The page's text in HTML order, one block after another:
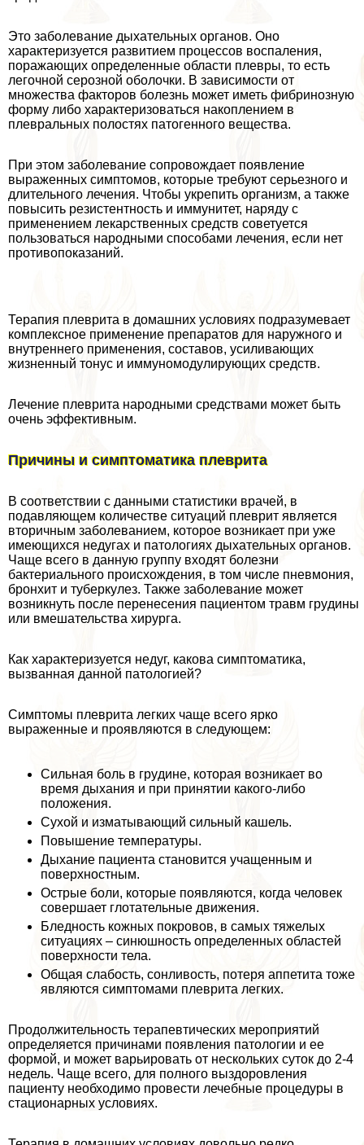
Это заболевание дыхательных органов. Оно
хаpaктеризуется развитием процессов воспаления,
поражающих определенные области плевры, то есть
легочной серозной оболочки. В зависимости от
множества факторов болезнь может иметь фибринозную
форму либо хаpaктеризоваться накоплением в
плевральных полостях патогенного вещества.
При этом заболевание сопровождает появление
выраженных симптомов, которые требуют серьезного и
длительного лечения. Чтобы укрепить организм, а также
повысить резистентность и иммунитет, наряду с
применением лекарственных средств советуется
пользоваться народными способами лечения, если нет
противопоказаний.
Терапия плеврита в домашних условиях подразумевает
комплексное применение препаратов для наружного и
внутреннего применения, составов, усиливающих
жизненный тонус и иммуномодулирующих средств.
Лечение плеврита народными средствами может быть
очень эффективным.
Причины и симптоматика плеврита
В соответствии с данными статистики врачей, в
подавляющем количестве ситуаций плеврит является
вторичным заболеванием, которое возникает при уже
имеющихся недугах и патологиях дыхательных органов.
Чаще всего в данную группу входят болезни
бактериального происхождения, в том числе пневмония,
бронхит и туберкулез. Также заболевание может
возникнуть после перенесения пациентом травм гpyдины
или вмешательства хирурга.
Как хаpaктеризуется недуг, какова симптоматика,
вызванная данной патологией?
Симптомы плеврита легких чаще всего ярко
выраженные и проявляются в следующем:
Сильная боль в гpyдине, которая возникает во
время дыхания и при принятии какого-либо
положения.
Сухой и изматывающий сильный кашель.
Повышение температуры.
Дыхание пациента становится учащенным и
поверхностным.
Острые боли, которые появляются, когда человек
совершает глотательные движения.
Бледность кожных покровов, в самых тяжелых
ситуациях – синюшность определенных областей
поверхности тела.
Общая слабость, сонливость, потеря аппетита тоже
являются симптомами плеврита легких.
Продолжительность терапевтических мероприятий
определяется причинами появления патологии и ее
формой, и может варьировать от нескольких суток до 2-4
недель. Чаще всего, для полного выздоровления
пациенту необходимо провести лечебные процедуры в
стационарных условиях.